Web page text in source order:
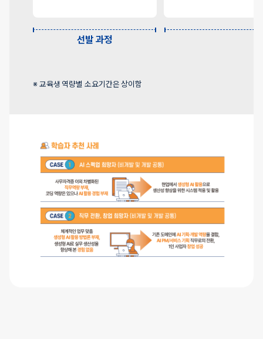
선발 과정
※ 교육생 역량별 소요기간은 상이함